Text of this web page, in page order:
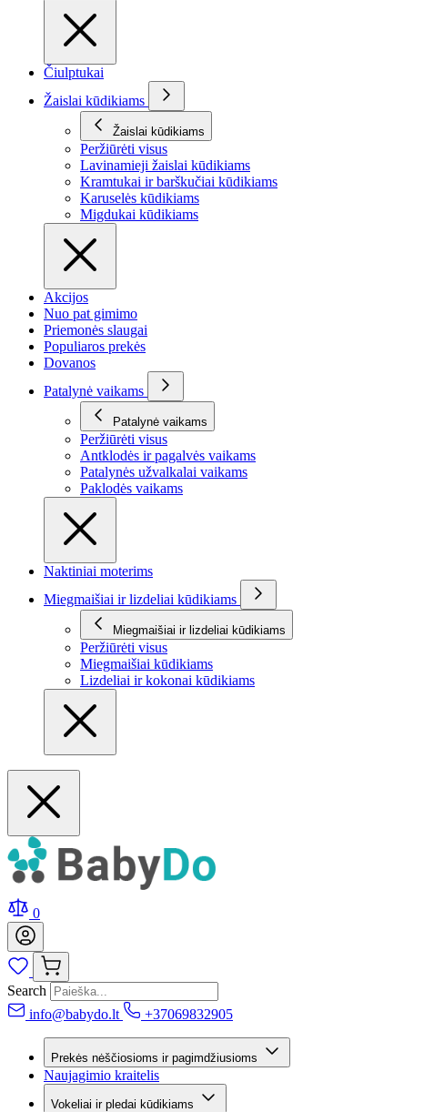
Čiulptukai
Žaislai kūdikiams
Žaislai kūdikiams
Peržiūrėti visus
Lavinamieji žaislai kūdikiams
Kramtukai ir barškučiai kūdikiams
Karuselės kūdikiams
Migdukai kūdikiams
Akcijos
Nuo pat gimimo
Priemonės slaugai
Populiaros prekės
Dovanos
Patalynė vaikams
Patalynė vaikams
Peržiūrėti visus
Antklodės ir pagalvės vaikams
Patalynės užvalkalai vaikams
Paklodės vaikams
Naktiniai moterims
Miegmaišiai ir lizdeliai kūdikiams
Miegmaišiai ir lizdeliai kūdikiams
Peržiūrėti visus
Miegmaišiai kūdikiams
Lizdeliai ir kokonai kūdikiams
0
Search
info@babydo.lt
+37069832905
Prekės nėščiosioms ir pagimdžiusioms
Naujagimio kraitelis
Vokeliai ir pledai kūdikiams